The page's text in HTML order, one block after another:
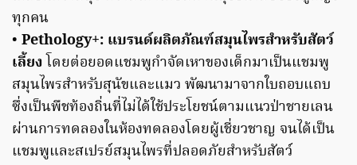
ทุกคน
• Pethology+: แบรนด์ผลิตภัณฑ์สมุนไพรสำหรับสัตว์
เลี้ยง โดยต่อยอดแชมพูกำจัดเหาของเด็กมาเป็นแชมพู
สมุนไพรสำหรับสุนัขและแมว พัฒนามาจากใบถอบแถบ
ซึ่งเป็นพืชท้องถิ่นที่ไม่ได้ใช้ประโยชน์ตามแนวป่าชายเลน
ผ่านการทดลองในห้องทดลองโดยผู้เชี่ยวชาญ จนได้เป็น
แชมพูและสเปรย์สมุนไพรที่ปลอดภัยสำหรับสัตว์